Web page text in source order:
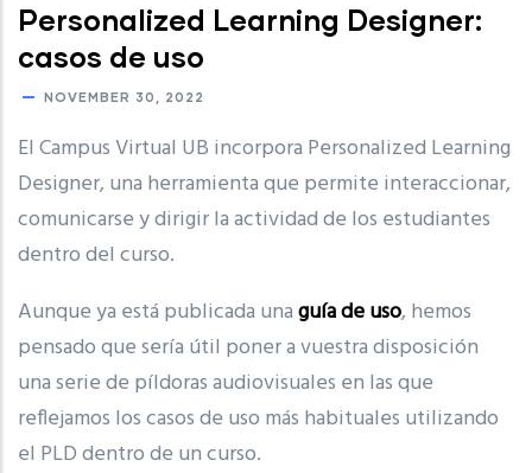
Personalized Learning Designer:
casos de uso
NOVEMBER 30, 2022
El Campus Virtual UB incorpora Personalized Learning
Designer, una herramienta que permite interaccionar,
comunicarse y dirigir la actividad de los estudiantes
dentro del curso.
Aunque ya está publicada unaguía de uso, hemos
pensado que sería útil poner a vuestra disposición
una serie de píldoras audiovisuales en las que
reflejamos los casos de uso más habituales utilizando
el PLD dentro de un curso.